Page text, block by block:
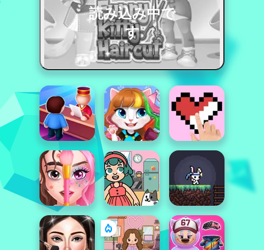
読み込み中で
す